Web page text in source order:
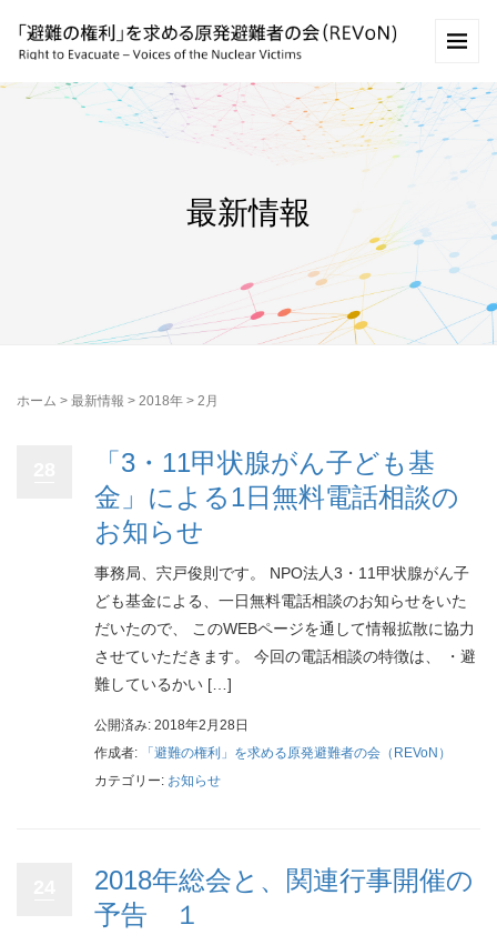
最新情報
ホーム > 最新情報 > 2018年 > 2月
「3・11甲状腺がん子ども基
金」による1日無料電話相談の
お知らせ
事務局、宍戸俊則です。 NPO法人3・11甲状腺がん子
ども基金による、一日無料電話相談のお知らせをいた
だいたので、 このWEBページを通して情報拡散に協力
させていただきます。 今回の電話相談の特徴は、 ・避
難しているかい […]
公開済み: 2018年2月28日
作成者:
「避難の権利」を求める原発避難者の会（REVoN）
カテゴリー: お知らせ
2018年総会と、関連行事開催の
予告 １